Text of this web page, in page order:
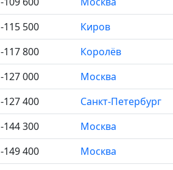
-115 500 Киров
-117 800 Королёв
-127 000 Москва
-127 400 Санкт-Петербург
-144 300 Москва
-149 400 Москва